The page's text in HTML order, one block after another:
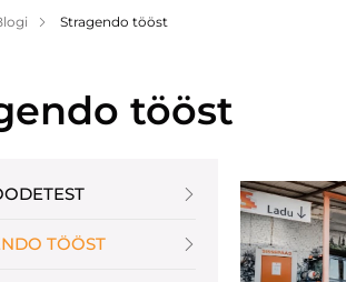
Stragendo tööst
tööst
TÖÖST